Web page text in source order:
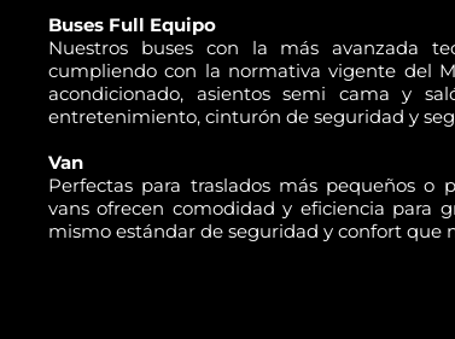
Buses Full Equipo
Nuestros buses con la más avanzada
cumpliendo con la normativa vigente del
acondicionado, asientos semi cama y
entretenimiento, cinturón de seguridad y
Van
Perfectas para traslados más pequeños o
vans ofrecen comodidad y eficiencia para
mismo estándar de seguridad y confort que